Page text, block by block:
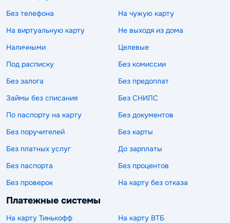
Без телефона
На чужую карту
На виртуальную карту
Не выходя из дома
Наличными
Целевые
Под расписку
Без комиссии
Без залога
Без предоплат
Займы без списания
Без СНИЛС
По паспорту на карту
Без документов
Без поручителей
Без карты
Без платных услуг
До зарплаты
Без паспорта
Без процентов
Без проверок
На карту без отказа
Платежные системы
На карту Тинькофф
На карту ВТБ